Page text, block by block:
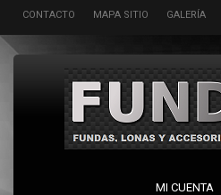
CONTACTO MAPA SITIO GALERÍA
MI CUENTA